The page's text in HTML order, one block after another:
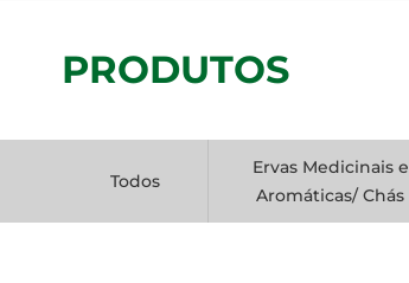
PRODUTOS
Todos
Ervas Medicinais e
Aromáticas/ Chás